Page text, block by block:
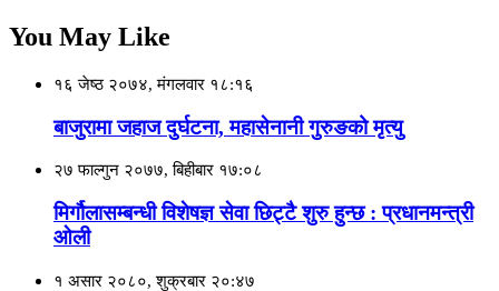
You May Like
१६ जेष्ठ २०७४, मंगलवार १८:१६
बाजुरामा जहाज दुर्घटना, महासेनानी गुरुङको मृत्यु
२७ फाल्गुन २०७७, बिहीबार १७:०८
मिर्गौलासम्बन्धी विशेषज्ञ सेवा छिट्टै शुरु हुन्छ : प्रधानमन्त्री
ओली
१ असार २०८०, शुक्रबार २०:४७